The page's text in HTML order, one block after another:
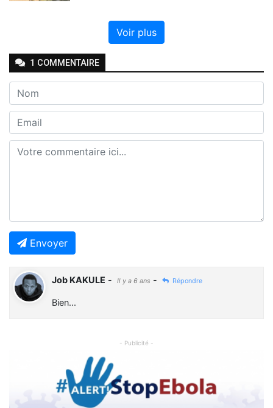
Voir plus
1 COMMENTAIRE
Envoyer
Job KAKULE - Il y a 6 ans - Répondre
Bien...
- Publicité -